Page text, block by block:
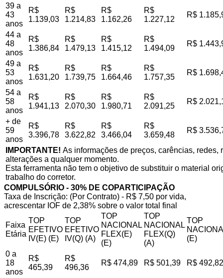
39 a
43
anos
R$
1.139,03
R$
1.214,83
R$
1.162,26
R$
1.227,12
R$
44 a
48
anos
R$
1.386,84
R$
1.479,13
R$
1.415,12
R$
1.494,09
R$
49 a
53
anos
R$
1.631,20
R$
1.739,75
R$
1.664,46
R$
1.757,35
R$
54 a
58
anos
R$
1.941,13
R$
2.070,30
R$
1.980,71
R$
2.091,25
R$
+ de
59
anos
R$
3.396,78
R$
3.622,82
R$
3.466,04
R$
3.659,48
R$
IMPORTANTE! As informações de preços, carências,
alterações a qualquer momento.
Esta ferramenta não tem o objetivo de substituir o material
trabalho do corretor.
COMPULSÓRIO - 30% DE COPARTICIPAÇÃO
Taxa de Inscrição: (Por Contrato) - R$ 7,50 por vida,
acrescentar IOF de 2,38% sobre o valor total final
Faixa
Etária
TOP
EFETIVO
IV(E) (E)
TOP
EFETIVO
IV(Q) (A)
TOP
NACIONAL
FLEX(E)
(E)
TOP
NACIONAL
FLEX(Q)
(A)
TOP
(E)
0 a
18
anos
R$
465,39
R$
496,36
R$ 474,89 R$ 501,39 R$ 492,82